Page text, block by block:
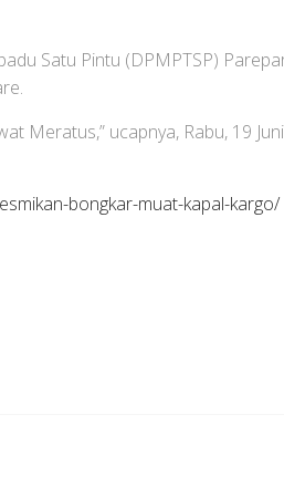
Satu Pintu (DPMPTSP)
Meratus,” ucapnya, Rabu, 19
bongkar-muat-kapal-kargo/